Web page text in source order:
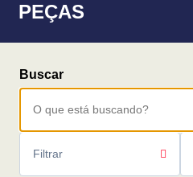
PEÇAS
Filtrar